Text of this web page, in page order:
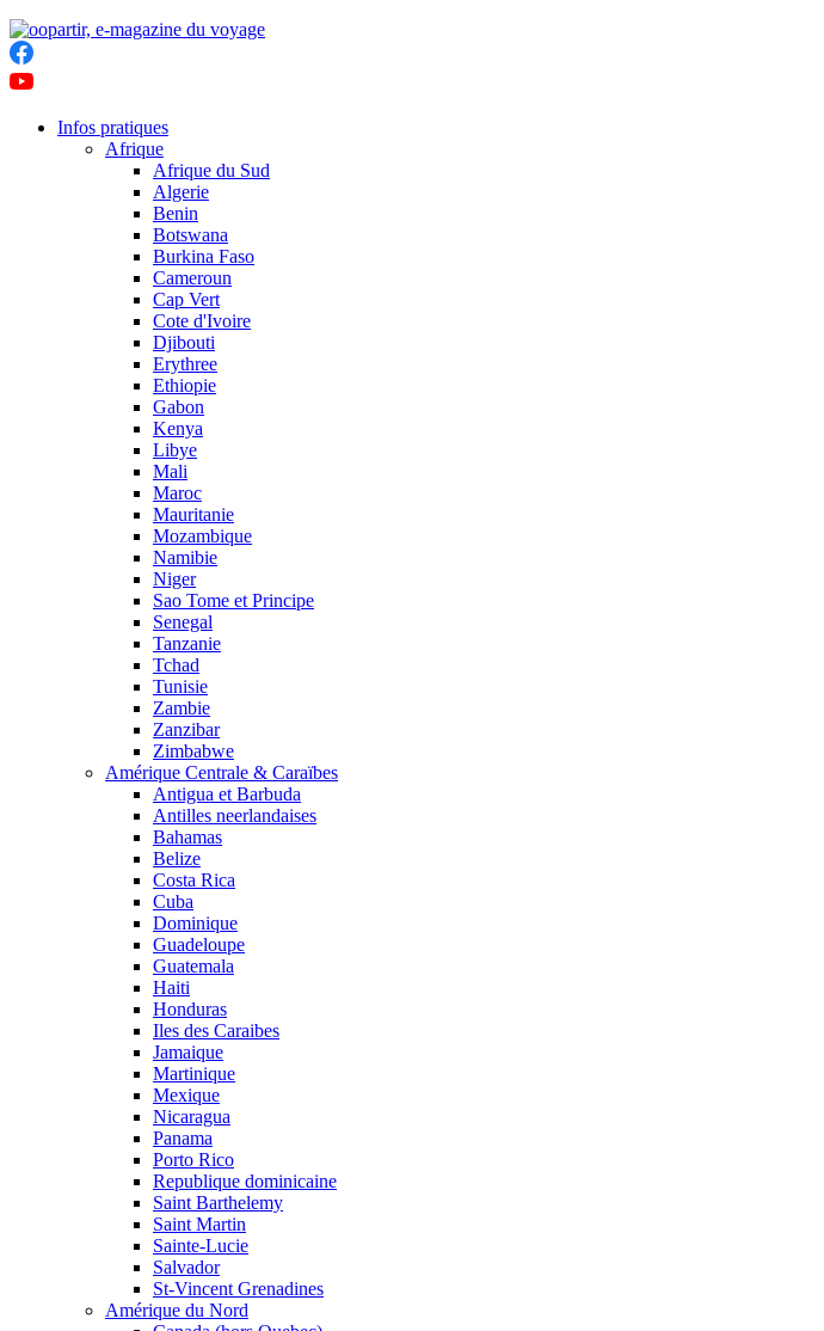
Infos pratiques
Afrique
Afrique du Sud
Algerie
Benin
Botswana
Burkina Faso
Cameroun
Cap Vert
Cote d'Ivoire
Djibouti
Erythree
Ethiopie
Gabon
Kenya
Libye
Mali
Maroc
Mauritanie
Mozambique
Namibie
Niger
Sao Tome et Principe
Senegal
Tanzanie
Tchad
Tunisie
Zambie
Zanzibar
Zimbabwe
Amérique Centrale & Caraïbes
Antigua et Barbuda
Antilles neerlandaises
Bahamas
Belize
Costa Rica
Cuba
Dominique
Guadeloupe
Guatemala
Haiti
Honduras
Iles des Caraibes
Jamaique
Martinique
Mexique
Nicaragua
Panama
Porto Rico
Republique dominicaine
Saint Barthelemy
Saint Martin
Sainte-Lucie
Salvador
St-Vincent Grenadines
Amérique du Nord